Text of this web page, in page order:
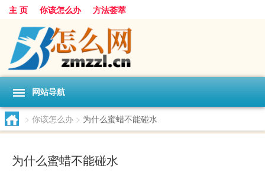
主 页 你该怎么办 方法荟萃
网站导航
> 你该怎么办 > 为什么蜜蜡不能碰水
为什么蜜蜡不能碰水